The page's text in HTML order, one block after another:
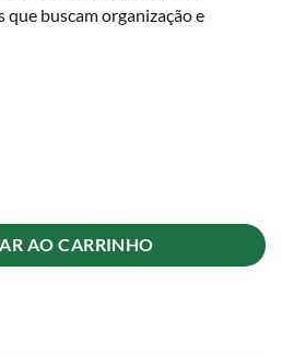
que buscam organização e
AO CARRINHO